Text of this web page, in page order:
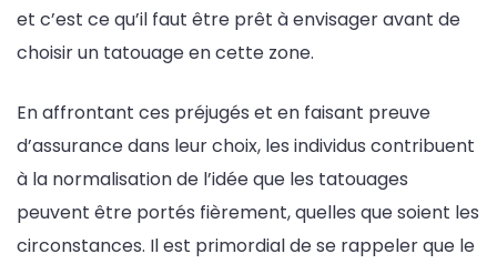
et c’est ce qu’il faut être prêt à envisager avant de
choisir un tatouage en cette zone.
En affrontant ces préjugés et en faisant preuve
d’assurance dans leur choix, les individus contribuent
à la normalisation de l’idée que les tatouages
peuvent être portés fièrement, quelles que soient les
circonstances. Il est primordial de se rappeler que le